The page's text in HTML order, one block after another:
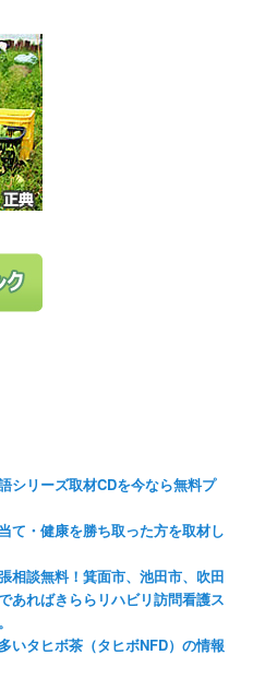
シリーズ取材CDを今なら無料プ
て・健康を勝ち取った方を取材し
相談無料！箕面市、池田市、吹田
あればきららリハビリ訪問看護ス
いタヒボ茶（タヒボNFD）の情報